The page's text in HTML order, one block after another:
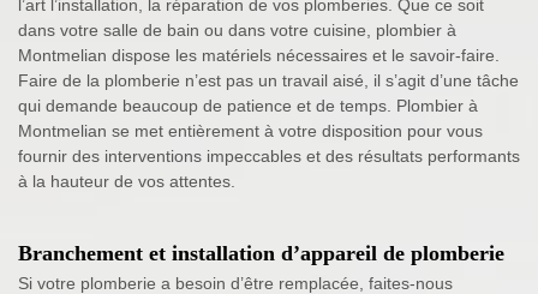
l’art l’installation, la réparation de vos plomberies. Que ce soit
dans votre salle de bain ou dans votre cuisine, plombier à
Montmelian dispose les matériels nécessaires et le savoir-faire.
Faire de la plomberie n’est pas un travail aisé, il s’agit d’une tâche
qui demande beaucoup de patience et de temps. Plombier à
Montmelian se met entièrement à votre disposition pour vous
fournir des interventions impeccables et des résultats performants
à la hauteur de vos attentes.
Branchement et installation d’appareil de plomberie
Si votre plomberie a besoin d’être remplacée, faites-nous